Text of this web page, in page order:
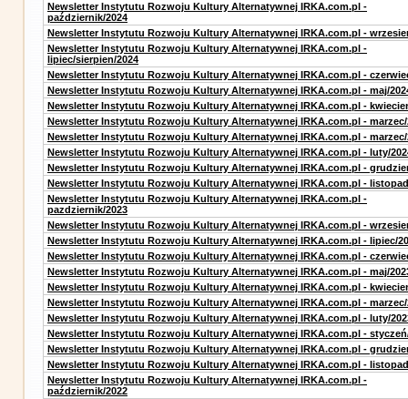
Newsletter Instytutu Rozwoju Kultury Alternatywnej IRKA.com.pl -
październik/2024
Newsletter Instytutu Rozwoju Kultury Alternatywnej IRKA.com.pl -
Newsletter Instytutu Rozwoju Kultury Alternatywnej IRKA.com.pl -
lipiec/sierpien/2024
Newsletter Instytutu Rozwoju Kultury Alternatywnej IRKA.com.pl -
Newsletter Instytutu Rozwoju Kultury Alternatywnej IRKA.com.pl - maj/
Newsletter Instytutu Rozwoju Kultury Alternatywnej IRKA.com.pl -
Newsletter Instytutu Rozwoju Kultury Alternatywnej IRKA.com.pl - marzec/
Newsletter Instytutu Rozwoju Kultury Alternatywnej IRKA.com.pl - marzec/
Newsletter Instytutu Rozwoju Kultury Alternatywnej IRKA.com.pl - luty/
Newsletter Instytutu Rozwoju Kultury Alternatywnej IRKA.com.pl -
Newsletter Instytutu Rozwoju Kultury Alternatywnej IRKA.com.pl -
Newsletter Instytutu Rozwoju Kultury Alternatywnej IRKA.com.pl -
pazdziernik/2023
Newsletter Instytutu Rozwoju Kultury Alternatywnej IRKA.com.pl -
Newsletter Instytutu Rozwoju Kultury Alternatywnej IRKA.com.pl - lipiec/
Newsletter Instytutu Rozwoju Kultury Alternatywnej IRKA.com.pl -
Newsletter Instytutu Rozwoju Kultury Alternatywnej IRKA.com.pl - maj/
Newsletter Instytutu Rozwoju Kultury Alternatywnej IRKA.com.pl -
Newsletter Instytutu Rozwoju Kultury Alternatywnej IRKA.com.pl - marzec/
Newsletter Instytutu Rozwoju Kultury Alternatywnej IRKA.com.pl - luty/
Newsletter Instytutu Rozwoju Kultury Alternatywnej IRKA.com.pl -
Newsletter Instytutu Rozwoju Kultury Alternatywnej IRKA.com.pl -
Newsletter Instytutu Rozwoju Kultury Alternatywnej IRKA.com.pl -
Newsletter Instytutu Rozwoju Kultury Alternatywnej IRKA.com.pl -
październik/2022